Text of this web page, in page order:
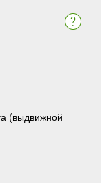
(выдвижной